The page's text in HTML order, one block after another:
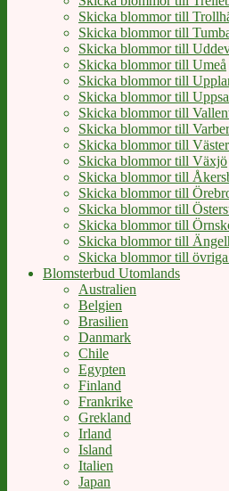
Skicka blommor till
Skicka blommor till
Skicka blommor till
Skicka blommor till Umeå
Skicka blommor till
Skicka blommor till
Skicka blommor till
Skicka blommor till
Skicka blommor till
Skicka blommor till Växjö
Skicka blommor till
Skicka blommor till
Skicka blommor till
Skicka blommor till
Skicka blommor till
Skicka blommor till
Blomsterbud Utomlands
Australien
Belgien
Brasilien
Danmark
Chile
Egypten
Finland
Frankrike
Grekland
Irland
Island
Italien
Japan